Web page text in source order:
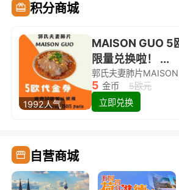
积分商城
1992人气
MAISON GUO 5
限量兑换啦！ ...
5 金币
5欧元
立即兑换
自营商城